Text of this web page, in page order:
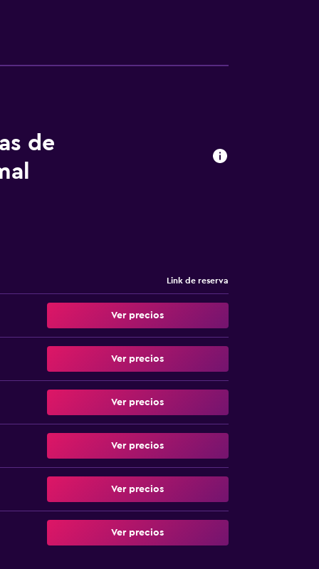
gimnasio. Se pueden practicar las
de
Link de reserva
Ver precios
Ver precios
Ver precios
Ver precios
Ver precios
Ver precios